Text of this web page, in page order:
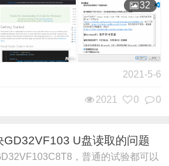
32
2021-5-6
0
0
2021
GD32VF103 U盘读取的问题
，普通的试验都可以